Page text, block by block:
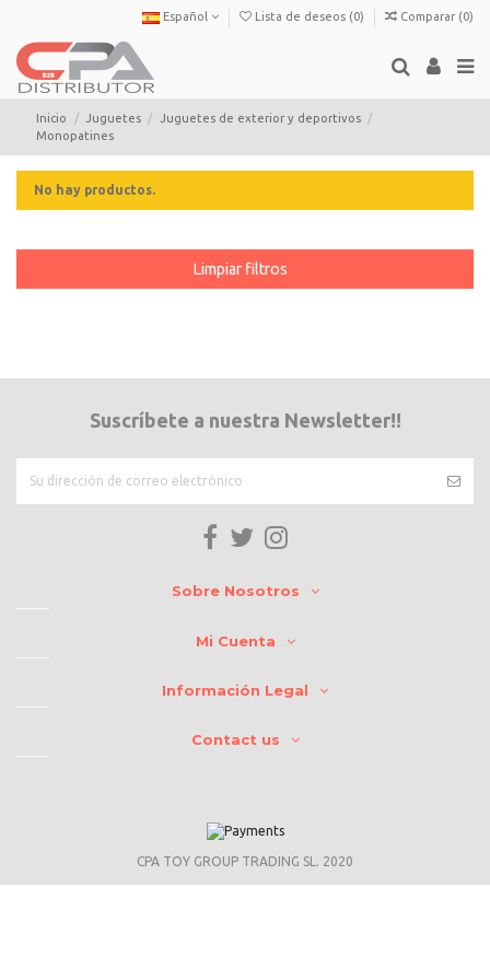
Español Lista de deseos (0) Comparar (0)
Inicio Juguetes
Juguetes de exterior y deportivos
Monopatines
No hay productos.
Limpiar filtros
Suscríbete a nuestra Newsletter!!
Sobre Nosotros
Mi Cuenta
Información Legal
Contact us
CPA TOY GROUP TRADING SL. 2020